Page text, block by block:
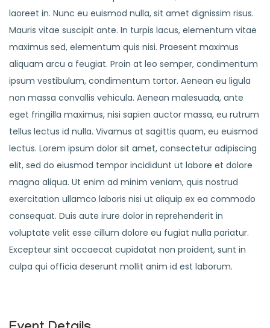
laoreet in. Nunc eu euismod nulla, sit amet dignissim risus.
Mauris vitae suscipit ante. In turpis lacus, elementum vitae
maximus sed, elementum quis nisi. Praesent maximus
aliquam arcu a feugiat. Proin at leo semper, condimentum
ipsum vestibulum, condimentum tortor. Aenean eu ligula
non massa convallis vehicula. Aenean malesuada, ante
eget fringilla maximus, nisi sapien auctor massa, eu rutrum
tellus lectus id nulla. Vivamus at sagittis quam, eu euismod
lectus. Lorem ipsum dolor sit amet, consectetur adipiscing
elit, sed do eiusmod tempor incididunt ut labore et dolore
magna aliqua. Ut enim ad minim veniam, quis nostrud
exercitation ullamco laboris nisi ut aliquip ex ea commodo
consequat. Duis aute irure dolor in reprehenderit in
voluptate velit esse cillum dolore eu fugiat nulla pariatur.
Excepteur sint occaecat cupidatat non proident, sunt in
culpa qui officia deserunt mollit anim id est laborum.